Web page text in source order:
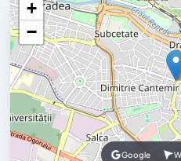
+
−
Google